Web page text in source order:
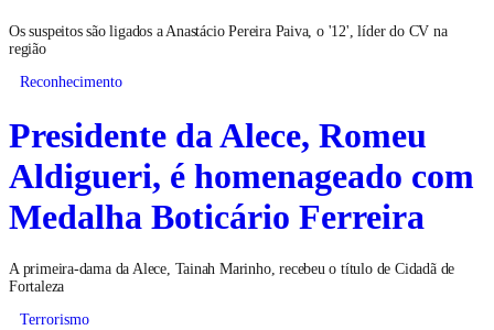
Os suspeitos são ligados a Anastácio Pereira Paiva, o '12', líder do CV na
região
Reconhecimento
Presidente da Alece, Romeu
Aldigueri, é homenageado com
Medalha Boticário Ferreira
A primeira-dama da Alece, Tainah Marinho, recebeu o título de Cidadã de
Fortaleza
Terrorismo